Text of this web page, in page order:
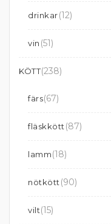
drinkar(12)
vin (51)
KÖTT(238)
färs(67)
fläskkött (87)
lamm(18)
nötkött (90)
vilt(15)